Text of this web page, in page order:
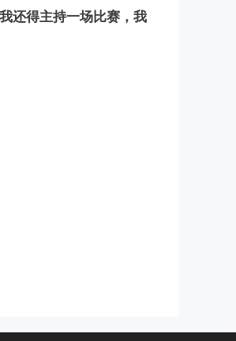
还得主持一场比赛，我